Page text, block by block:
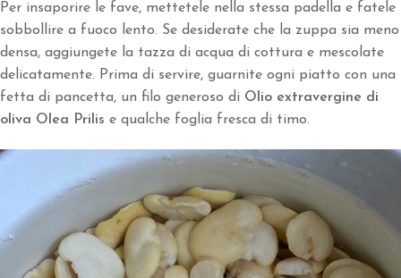
Per insaporire le fave, mettetele nella stessa padella e fatele
sobbollire a fuoco lento. Se desiderate che la zuppa sia meno
densa, aggiungete la tazza di acqua di cottura e mescolate
delicatamente. Prima di servire, guarnite ogni piatto con una
fetta di pancetta, un filo generoso di Olio extravergine di
oliva Olea Prilis e qualche foglia fresca di timo.